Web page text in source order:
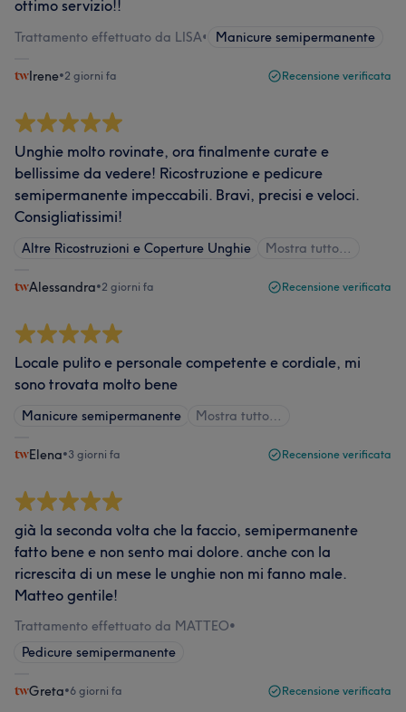
ottimo servizio!!
Trattamento effettuato da LISA• Manicure semipermanente
Irene•2 giorni fa Recensione verificata
Unghie molto rovinate, ora finalmente curate e
bellissime da vedere! Ricostruzione e pedicure
semipermanente impeccabili. Bravi, precisi e veloci.
Consigliatissimi!
Altre Ricostruzioni e Coperture Unghie Mostra tutto…
Alessandra•2 giorni fa Recensione verificata
Locale pulito e personale competente e cordiale, mi
sono trovata molto bene
Manicure semipermanente Mostra tutto…
Elena•3 giorni fa Recensione verificata
già la seconda volta che la faccio, semipermanente
fatto bene e non sento mai dolore. anche con la
ricrescita di un mese le unghie non mi fanno male.
Matteo gentile!
Trattamento effettuato da MATTEO•
Pedicure semipermanente
Greta•6 giorni fa Recensione verificata